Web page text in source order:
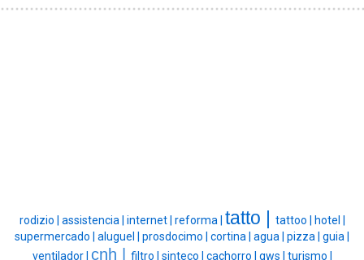
rodizio | assistencia | internet | reforma | tatto | tattoo |
hotel |
supermercado | aluguel | prosdocimo | cortina | agua | pizza | guia |
ventilador | cnh | filtro | sinteco | cachorro | gws | turismo |